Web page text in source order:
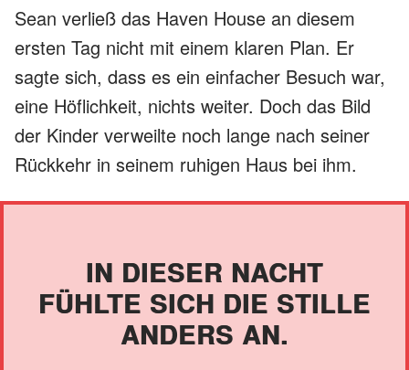
Sean verließ das Haven House an diesem
ersten Tag nicht mit einem klaren Plan. Er
sagte sich, dass es ein einfacher Besuch war,
eine Höflichkeit, nichts weiter. Doch das Bild
der Kinder verweilte noch lange nach seiner
Rückkehr in seinem ruhigen Haus bei ihm.
IN DIESER NACHT
FÜHLTE SICH DIE STILLE
ANDERS AN.